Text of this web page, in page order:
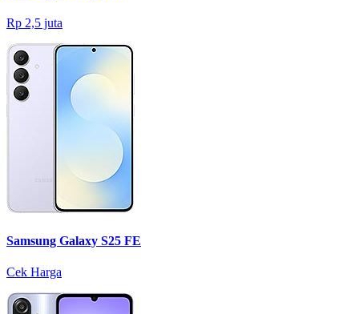
Rp 2,5 juta
Samsung Galaxy S25 FE
Cek Harga